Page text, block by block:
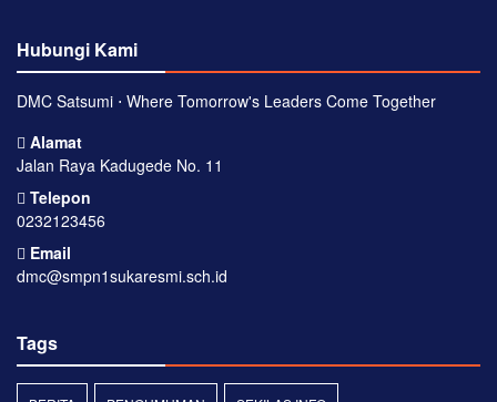
Hubungi Kami
DMC Satsumi ⋅ Where Tomorrow's Leaders Come Together
Alamat
Jalan Raya Kadugede No. 11
Telepon
0232123456
Email
dmc@smpn1sukaresmi.sch.id
Tags